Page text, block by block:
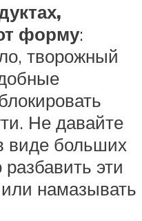
форму:
творожный
Не давайте
виде больших
эти
намазывать